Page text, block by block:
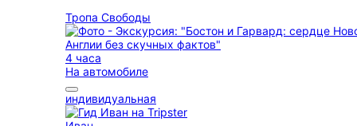
Тропа Свободы
4 часа
На автомобиле
индивидуальная